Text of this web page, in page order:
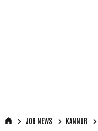
JOB NEWS KANNUR